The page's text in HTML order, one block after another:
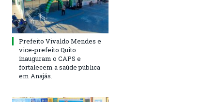
Prefeito Vivaldo Mendes e
vice-prefeito Quito
inauguram o CAPS e
fortalecem a saúde pública
em Anajás.